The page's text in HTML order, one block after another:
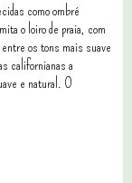
como ombré
o loiro de praia, com
os tons mais suave
californianas a
e natural. O